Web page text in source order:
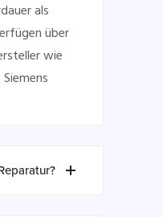
als
über
wie